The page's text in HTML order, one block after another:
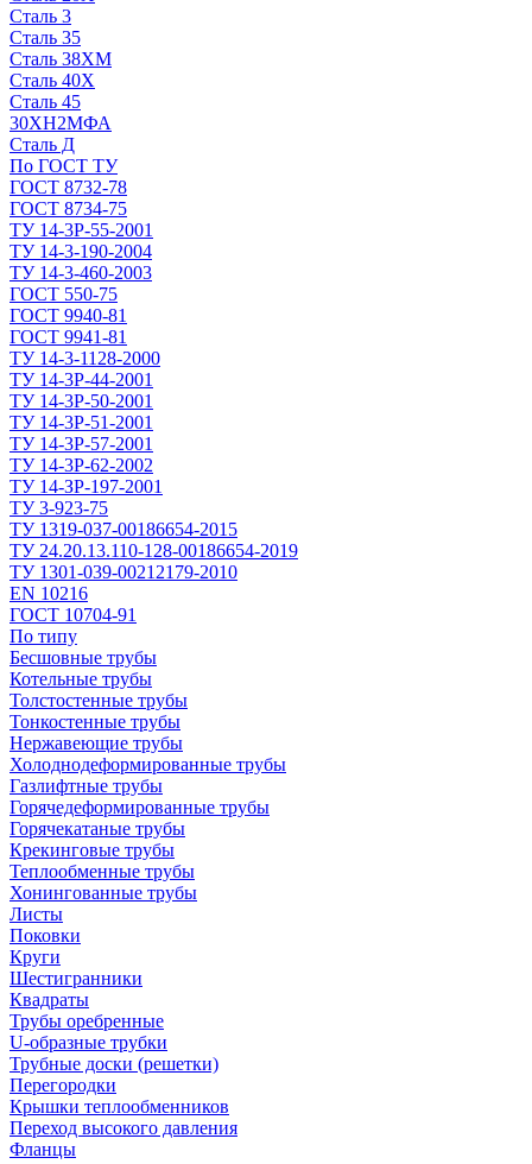
Сталь 3
Сталь 35
Сталь 38ХМ
Сталь 40Х
Сталь 45
30ХН2МФА
Сталь Д
По ГОСТ ТУ
ГОСТ 8732-78
ГОСТ 8734-75
ТУ 14-3Р-55-2001
ТУ 14-3-190-2004
ТУ 14-3-460-2003
ГОСТ 550-75
ГОСТ 9940-81
ГОСТ 9941-81
ТУ 14-3-1128-2000
ТУ 14-3Р-44-2001
ТУ 14-3Р-50-2001
ТУ 14-3Р-51-2001
ТУ 14-3Р-57-2001
ТУ 14-3Р-62-2002
ТУ 14-ЗР-197-2001
ТУ 3-923-75
ТУ 1319-037-00186654-2015
ТУ 24.20.13.110-128-00186654-2019
ТУ 1301-039-00212179-2010
EN 10216
ГОСТ 10704-91
По типу
Бесшовные трубы
Котельные трубы
Толстостенные трубы
Тонкостенные трубы
Нержавеющие трубы
Холоднодеформированные трубы
Газлифтные трубы
Горячедеформированные трубы
Горячекатаные трубы
Крекинговые трубы
Теплообменные трубы
Хонингованные трубы
Листы
Поковки
Круги
Шестигранники
Квадраты
Трубы оребренные
U-образные трубки
Трубные доски (решетки)
Перегородки
Крышки теплообменников
Переход высокого давления
Фланцы